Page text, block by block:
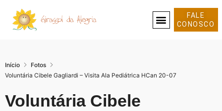
FALE
CONOSCO
Início
Fotos
Voluntária Cibele Gagliardi – Visita Ala Pediátrica HCan 20-07
Voluntária Cibele